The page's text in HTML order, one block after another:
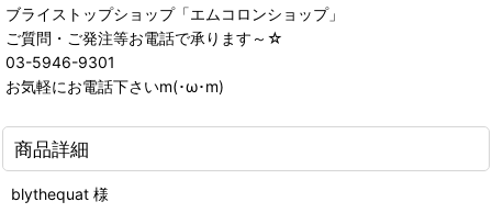
ブライストップショップ「エムコロンショップ」
ご質問・ご発注等お電話で承ります～☆
03-5946-9301
お気軽にお電話下さいm(･ω･m)
商品詳細
blythequat 様